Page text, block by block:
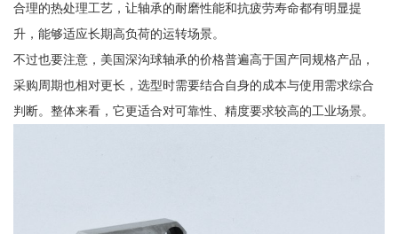
合理的热处理工艺，让轴承的耐磨性能和抗疲劳寿命都有明显提
升，能够适应长期高负荷的运转场景。
不过也要注意，美国深沟球轴承的价格普遍高于国产同规格产品，
采购周期也相对更长，选型时需要结合自身的成本与使用需求综合
判断。整体来看，它更适合对可靠性、精度要求较高的工业场景。